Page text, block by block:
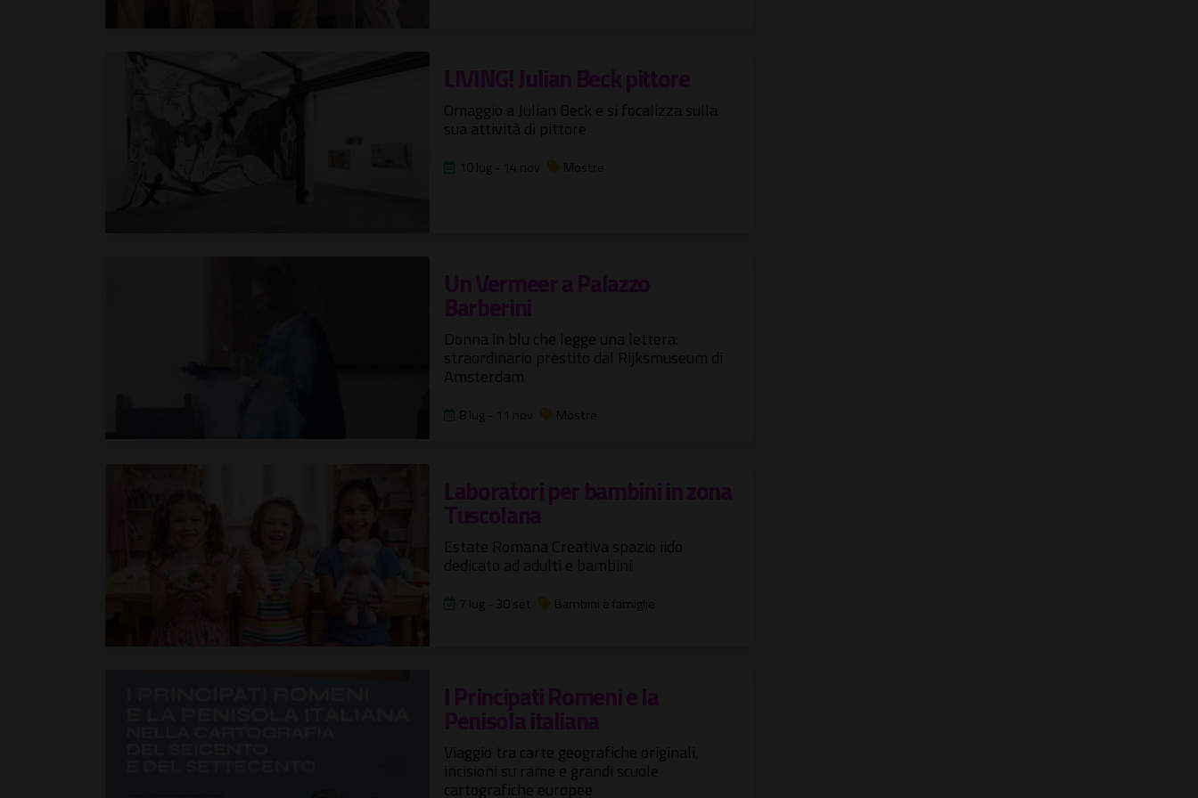
LIVING! Julian Beck pittore
Omaggio a Julian Beck e si focalizza sulla
sua attività di pittore
10 lug - 14 nov Mostre
Un Vermeer a Palazzo
Barberini
Donna in blu che legge una lettera:
straordinario prestito dal Rijksmuseum di
Amsterdam
8 lug - 11 nov Mostre
Laboratori per bambini in zona
Tuscolana
Estate Romana Creativa spazio iido
dedicato ad adulti e bambini
7 lug - 30 set Bambini e famiglie
I Principati Romeni e la
Penisola italiana
Viaggio tra carte geografiche originali,
incisioni su rame e grandi scuole
cartografiche europee